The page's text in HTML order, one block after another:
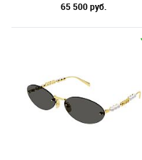
65 500 руб.